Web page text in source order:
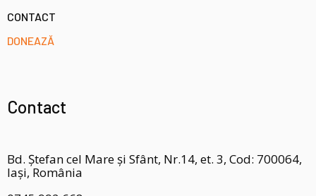
CONTACT
DONEAZĂ
Contact
Bd. Ștefan cel Mare și Sfânt, Nr.14, et. 3, Cod: 700064,
Iași, România